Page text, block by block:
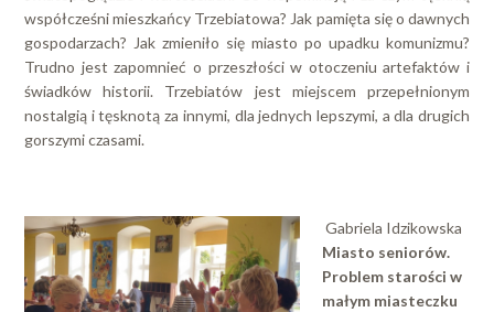
współcześni mieszkańcy Trzebiatowa? Jak pamięta się o dawnych
gospodarzach? Jak zmieniło się miasto po upadku komunizmu?
Trudno jest zapomnieć o przeszłości w otoczeniu artefaktów i
świadków historii. Trzebiatów jest miejscem przepełnionym
nostalgią i tęsknotą za innymi, dla jednych lepszymi, a dla drugich
gorszymi czasami.
Gabriela Idzikowska
Miasto seniorów.
Problem starości w
małym miasteczku